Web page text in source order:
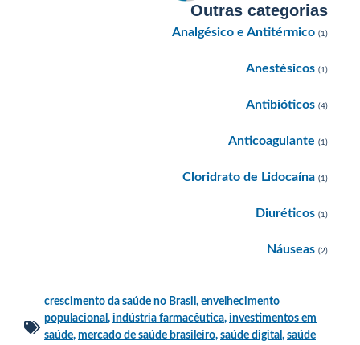
Outras categorias
Analgésico e Antitérmico (1)
Anestésicos (1)
Antibióticos (4)
Anticoagulante (1)
Cloridrato de Lidocaína (1)
Diuréticos (1)
Náuseas (2)
crescimento da saúde no Brasil , envelhecimento
populacional , indústria farmacêutica, investimentos em
saúde, mercado de saúde brasileiro, saúde digital , saúde